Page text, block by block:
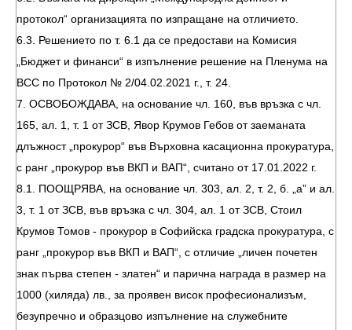
протокол“ организацията по изпращане на отличието.
6.3. Решението по т. 6.1 да се предостави на Комисия
„Бюджет и финанси“ в изпълнение решение на Пленума на
ВСС по Протокол № 2/04.02.2021 г., т. 24.
7. ОСВОБОЖДАВА, на основание чл. 160, във връзка с чл.
165, ал. 1, т. 1 от ЗСВ, Явор Крумов Гебов от заеманата
длъжност „прокурор“ във Върховна касационна прокуратура,
с ранг „прокурор във ВКП и ВАП“, считано от 17.01.2022 г.
8.1. ПООЩРЯВА, на основание чл. 303, ал. 2, т. 2, б. „а” и ал.
3, т. 1 от ЗСВ, във връзка с чл. 304, ал. 1 от ЗСВ, Стоил
Крумов Томов - прокурор в Софийска градска прокуратура, с
ранг „прокурор във ВКП и ВАП“, с отличие „личен почетен
знак първа степен - златен“ и парична награда в размер на
1000 (хиляда) лв., за проявен висок професионализъм,
безупречно и образцово изпълнение на служебните